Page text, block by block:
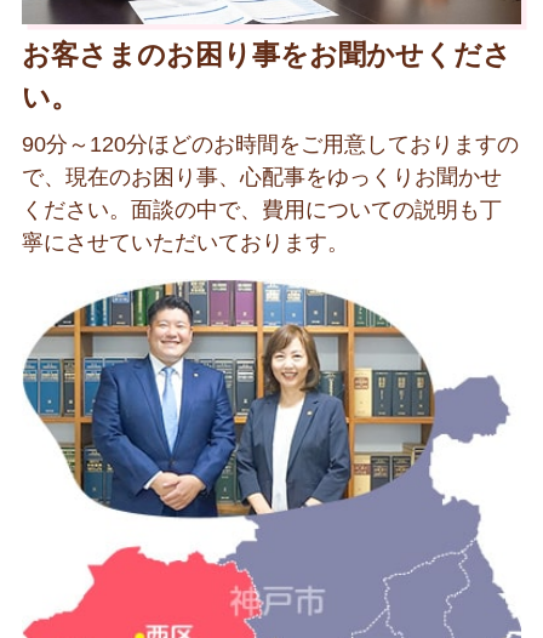
お客さまのお困り事をお聞かせくださ
い。
90分～120分ほどのお時間をご用意しておりますの
で、現在のお困り事、心配事をゆっくりお聞かせ
ください。面談の中で、費用についての説明も丁
寧にさせていただいております。